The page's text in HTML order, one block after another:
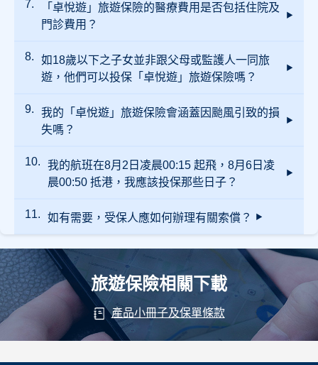
若受保人在旅程中遭受損害或感染疾病，並已
在香港境外接受首次之治療，本保單額外保障
受保人 於回港後 90 天內之覆診費用。
「卓悅遊」旅遊保險的醫療費用是否包括住院及
門診費用？
「卓悅遊」旅遊保險的醫療費用包括住院及門
診之醫療費用，而每日的門診費用及次數不設
限額。
如18歲以下之子女並非跟父母或監護人一同旅
遊，他們可以投保「卓悅遊」旅遊保險嗎？
可以，家長或監護人也可以為單獨旅遊的子女
投保。
我的「卓悅遊」旅遊保險會涵蓋因颱風引致的損
失嗎？
如於香港天文台發出熱帶氣旋警告 - 一號戒備
信號後所購買的旅遊保單，該保單將不涵蓋因
是次颱風所引致的任何損失。其他保障維持不
如保單於信號發出前購買，因颱風引致的損失
將獲保障，其他保障亦維持不變，均以保單內
我的航班在8月2日凌晨00:15 起飛，8月6日凌
晨00:50 抵港，我應該投保那些日子？
受保人必須以8月1日作為購買保險的出發日
香港為止。 這可以確保你在整個旅程中，包括
出發當天深夜前往機場、航班途中、以及回程
抵港前的所有時間都受到保障。
如有需要，受保人應如何辦理有關索償？
受保人必須在任何意外或可能引起索償事件發
生後的 30 天內以書面通知Starr，提供任何相關
證明文件，如警方報告，醫療報告，旅行證
件，登機證或電子機票，購買收據等。詳情請
參考旅遊保險索償表之有關指引。
旅遊保險相關下載
產品小冊子及保單條款